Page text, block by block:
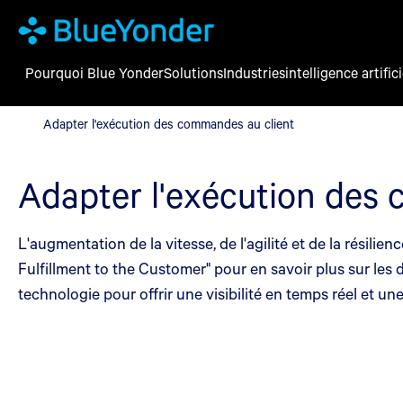
Adapter l'exécution des commandes au client
Pourquoi Blue YonderSolutionsIndustriesintelligence
Adapter l'exécution des commandes au client
Adapter l'exécution des
L'augmentation de la vitesse, de l'agilité et de la
Fulfillment to the Customer" pour en savoir plus sur
technologie pour offrir une visibilité en temps réel et